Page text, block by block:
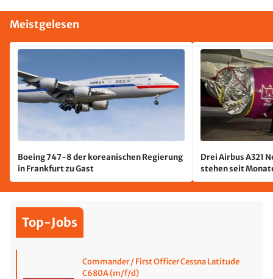
Meistgelesen
Boeing 747-8 der koreanischen Regierung
in Frankfurt zu Gast
Drei Airbus A321
stehen seit
jetzt wurde einer
Top-Jobs
Commander / First Officer Cessna Latitude
C680A (m/f/d)